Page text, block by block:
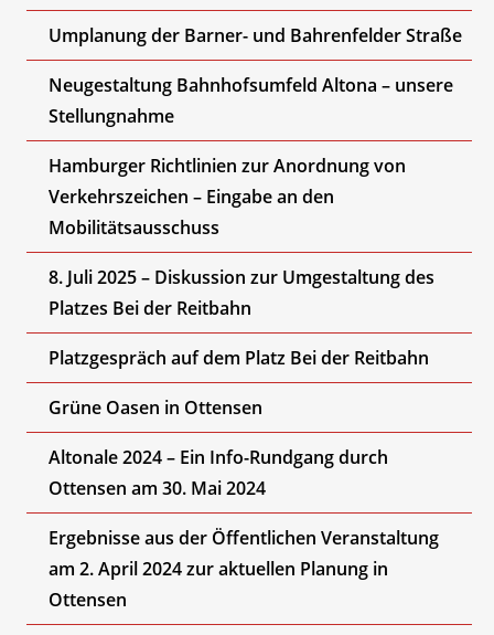
Umplanung der Barner- und Bahrenfelder Straße
Neugestaltung Bahnhofsumfeld Altona – unsere
Stellungnahme
Hamburger Richtlinien zur Anordnung von
Verkehrszeichen – Eingabe an den
Mobilitätsausschuss
8. Juli 2025 – Diskussion zur Umgestaltung des
Platzes Bei der Reitbahn
Platzgespräch auf dem Platz Bei der Reitbahn
Grüne Oasen in Ottensen
Altonale 2024 – Ein Info-Rundgang durch
Ottensen am 30. Mai 2024
Ergebnisse aus der Öffentlichen Veranstaltung
am 2. April 2024 zur aktuellen Planung in
Ottensen